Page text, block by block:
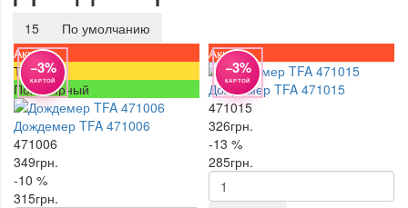
15
По умолчанию
Акция
Топ
Популярный
−3%
КАРТОЙ
Дождемер TFA 471006
471006
349грн.
-10 %
315грн.
Акция
−3%
КАРТОЙ
Дождемер TFA 471015
471015
326грн.
-13 %
285грн.